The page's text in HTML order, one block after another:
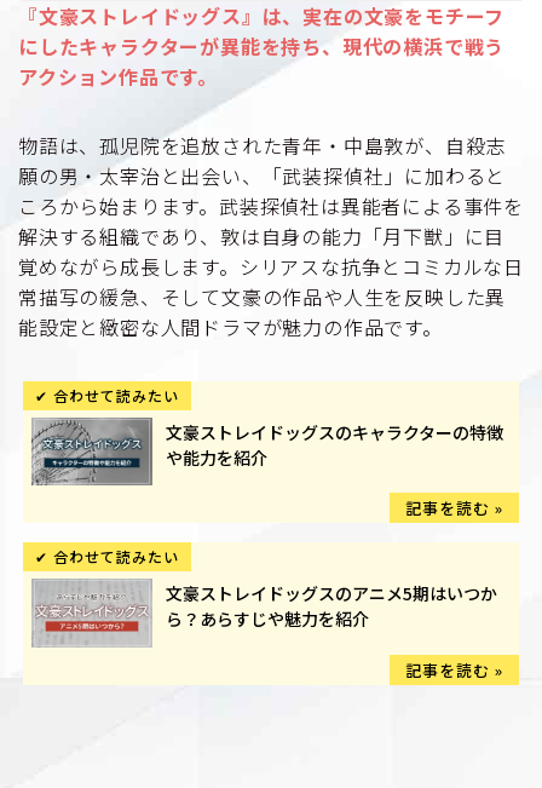
『文豪ストレイドッグス』は、実在の文豪をモチーフ
にしたキャラクターが異能を持ち、現代の横浜で戦う
アクション作品です。
物語は、孤児院を追放された青年・中島敦が、自殺志
願の男・太宰治と出会い、「武装探偵社」に加わると
ころから始まります。武装探偵社は異能者による事件を
解決する組織であり、敦は自身の能力「月下獣」に目
覚めながら成長します。シリアスな抗争とコミカルな日
常描写の緩急、そして文豪の作品や人生を反映した異
能設定と緻密な人間ドラマが魅力の作品です。
文豪ストレイドッグスのキャラクターの特徴
や能力を紹介
文豪ストレイドッグスのアニメ5期はいつか
ら？あらすじや魅力を紹介